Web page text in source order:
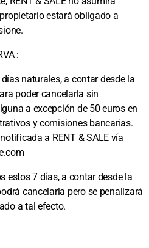
estará obligado a
:
naturales, a contar desde la
poder cancelarla sin
a excepción de 50 euros en
y comisiones bancarias.
a RENT & SALE vía
estos 7 días, a contar desde la
cancelarla pero se penalizará
a tal efecto.